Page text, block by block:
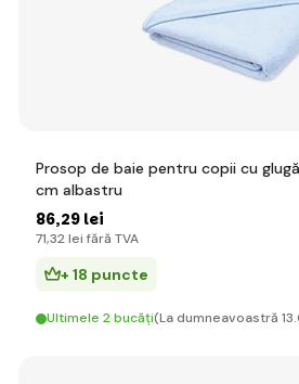
Prosop de baie pentru copii cu
cm albastru
86,29 lei
71,32 lei fără TVA
+ 18 puncte
Ultimele 2 bucăți(La dumneavoastră